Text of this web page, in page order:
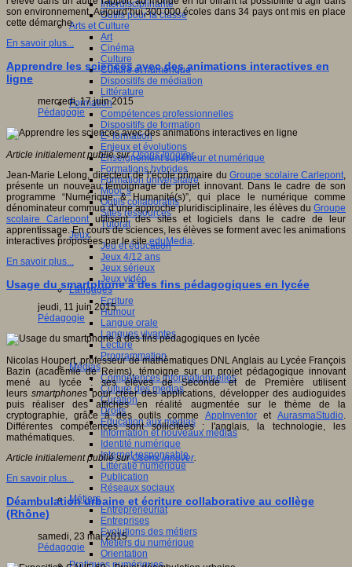
Interdisciplinarité
Outils pour la classe
Arts et Culture
Art
Cinéma
Culture
Culture et numérique
Dispositifs de médiation
Littérature
Formation
Compétences professionnelles
Dispositifs de formation
E- formation
Enjeux et évolutions
Enseignement supérieur et numérique
Formations hybrides
Formation universitaire
Mooc’s
Outils collaboratifs
Sites ressources
Tutorat
Jeux
Jeu et éducation
Jeux 4/12 ans
Jeux sérieux
Jeux vidéo
Langages
Ecriture
Humour
Langue orale
Langues vivantes
Lecture
Programmation
Médias
Compétences informationnelles
Culture des médias
Curation
Droits
Education aux médias
Information et nouveaux médias
Identité numérique
Internet responsable
Littératie numérique
Publication
Réseaux sociaux
Métiers
Entrepreneuriat
Entreprises
Evolutions des métiers
Métiers du numérique
Orientation
Pratiques numériques
son environnement. Aujourd’hui,300 000 écoles dans 34 pays ont mis en place
cette démarche.
En savoir plus...
Apprendre les sciences avec des animations interactives en
ligne
mercredi, 17 juin 2015
Pédagogie
Article initialement publié surOsons Innover.
Jean-Marie Lelong, directeur de l’école primaire duGroupe scolaire Carlepont,
présente un nouveau témoignage de projet innovant. Dans le cadre de son
programme “Numérique & Humanité(s)”, qui place le numérique comme
dénominateur commun d’une approche pluridisciplinaire, les élèves du Groupe
scolaire Carlepontutilisent des sites et logiciels dans le cadre de leur
apprentissage. En cours de sciences, les élèves se forment avec les animations
interactives proposées par le siteeduMedia.
En savoir plus...
Usage du smartphone à des fins pédagogiques en lycée
jeudi, 11 juin 2015
Pédagogie
Nicolas Houpert, professeur de mathématiques DNL Anglais au Lycée François
Bazin (académie de Reims), témoigne sur un projet pédagogique innovant
mené au lycée : ses élèves de Seconde et de Première utilisent
leurssmartphonespour créer des applications, développer des audioguides
puis réaliser des affiches en réalité augmentée sur le thème de la
cryptographie, grâce à des outils comme AppInventor et AurasmaStudio.
Différentes compétences sont sollicitées : l'anglais, la technologie, les
mathématiques.
Article initialement publié surOsons Innover.
En savoir plus...
Déambulation urbaine et écriture collaborative au collège
(Rhône)
samedi, 23 mai 2015
Pédagogie